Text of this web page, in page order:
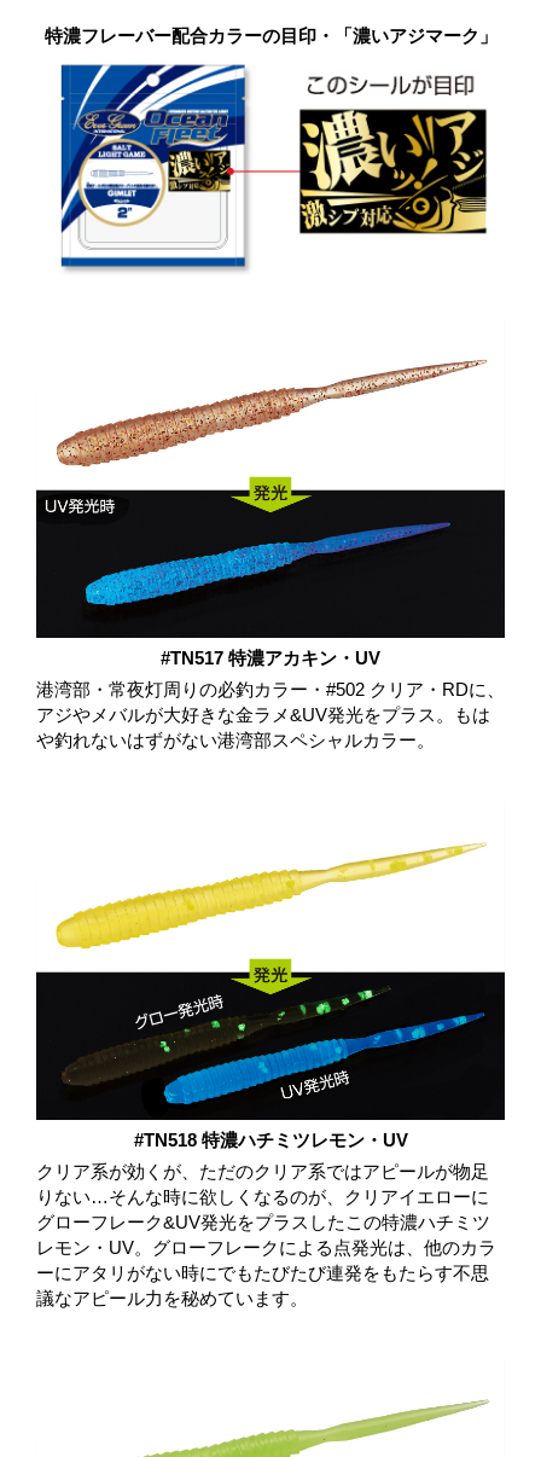
特濃フレーバー配合カラーの目印・「濃いアジマーク」
#TN517 特濃アカキン・UV
港湾部・常夜灯周りの必釣カラー・#502 クリア・RDに、
アジやメバルが大好きな金ラメ&UV発光をプラス。もは
や釣れないはずがない港湾部スペシャルカラー。
#TN518 特濃ハチミツレモン・UV
クリア系が効くが、ただのクリア系ではアピールが物足
りない…そんな時に欲しくなるのが、クリアイエローに
グローフレーク&UV発光をプラスしたこの特濃ハチミツ
レモン・UV。グローフレークによる点発光は、他のカラ
ーにアタリがない時にでもたびたび連発をもたらす不思
議なアピール力を秘めています。